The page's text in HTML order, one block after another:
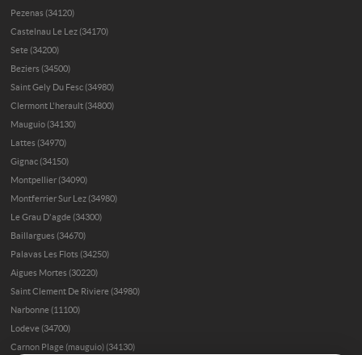
Pezenas (34120)
Castelnau Le Lez (34170)
Sete (34200)
Beziers (34500)
Saint Gely Du Fesc (34980)
Clermont L'herault (34800)
Mauguio (34130)
Lattes (34970)
Gignac (34150)
Montpellier (34090)
Montferrier Sur Lez (34980)
Le Grau D'agde (34300)
Baillargues (34670)
Palavas Les Flots (34250)
Aigues Mortes (30220)
Saint Clement De Riviere (34980)
Narbonne (11100)
Lodeve (34700)
Carnon Plage (mauguio) (34130)